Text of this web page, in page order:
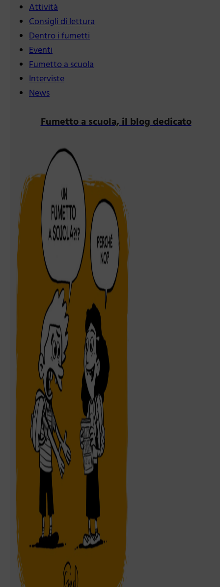
Attività
Consigli di lettura
Dentro i fumetti
Eventi
Fumetto a scuola
Interviste
News
Fumetto a scuola, il blog dedicato